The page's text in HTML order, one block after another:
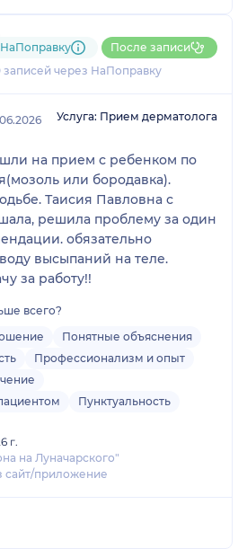
3 оценки
через НаПоправку
После записи
Услуга: Прием дерматолога
или бородавка).
с
решила проблему за один
обязательно
за работу!!
всего?
Понятные объяснения
Профессионализм и опыт
Пунктуальность
г.
на Луначарского"
сайт/приложение